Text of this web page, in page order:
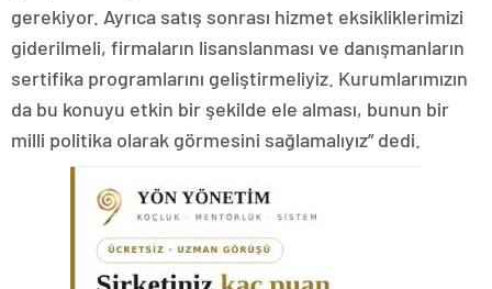
gerekiyor. Ayrıca satış sonrası hizmet eksikliklerimizi
giderilmeli, firmaların lisanslanması ve danışmanların
sertifika programlarını geliştirmeliyiz. Kurumlarımızın
da bu konuyu etkin bir şekilde ele alması, bunun bir
milli politika olarak görmesini sağlamalıyız” dedi.